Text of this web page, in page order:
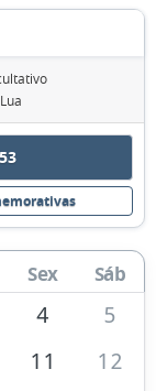
Sex Sáb
4
5
11
12